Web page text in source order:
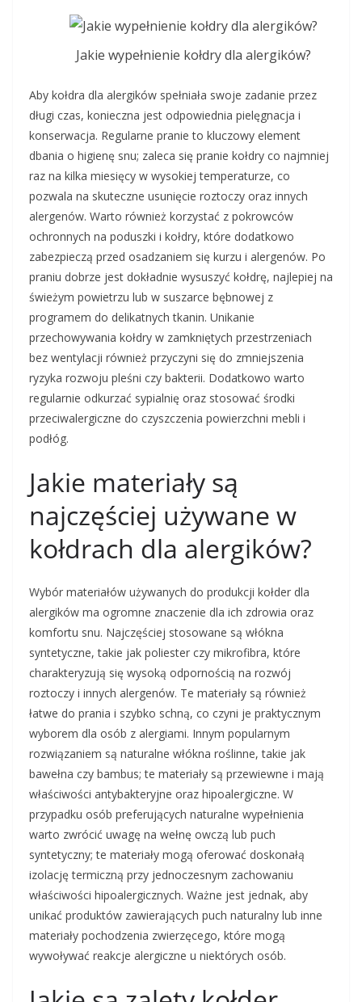
Jakie wypełnienie kołdry dla alergików?
Aby kołdra dla alergików spełniała swoje zadanie przez
długi czas, konieczna jest odpowiednia pielęgnacja i
konserwacja. Regularne pranie to kluczowy element
dbania o higienę snu; zaleca się pranie kołdry co najmniej
raz na kilka miesięcy w wysokiej temperaturze, co
pozwala na skuteczne usunięcie roztoczy oraz innych
alergenów. Warto również korzystać z pokrowców
ochronnych na poduszki i kołdry, które dodatkowo
zabezpieczą przed osadzaniem się kurzu i alergenów. Po
praniu dobrze jest dokładnie wysuszyć kołdrę, najlepiej na
świeżym powietrzu lub w suszarce bębnowej z
programem do delikatnych tkanin. Unikanie
przechowywania kołdry w zamkniętych przestrzeniach
bez wentylacji również przyczyni się do zmniejszenia
ryzyka rozwoju pleśni czy bakterii. Dodatkowo warto
regularnie odkurzać sypialnię oraz stosować środki
przeciwalergiczne do czyszczenia powierzchni mebli i
podłóg.
Jakie materiały są
najczęściej używane w
kołdrach dla alergików?
Wybór materiałów używanych do produkcji kołder dla
alergików ma ogromne znaczenie dla ich zdrowia oraz
komfortu snu. Najczęściej stosowane są włókna
syntetyczne, takie jak poliester czy mikrofibra, które
charakteryzują się wysoką odpornością na rozwój
roztoczy i innych alergenów. Te materiały są również
łatwe do prania i szybko schną, co czyni je praktycznym
wyborem dla osób z alergiami. Innym popularnym
rozwiązaniem są naturalne włókna roślinne, takie jak
bawełna czy bambus; te materiały są przewiewne i mają
właściwości antybakteryjne oraz hipoalergiczne. W
przypadku osób preferujących naturalne wypełnienia
warto zwrócić uwagę na wełnę owczą lub puch
syntetyczny; te materiały mogą oferować doskonałą
izolację termiczną przy jednoczesnym zachowaniu
właściwości hipoalergicznych. Ważne jest jednak, aby
unikać produktów zawierających puch naturalny lub inne
materiały pochodzenia zwierzęcego, które mogą
wywoływać reakcje alergiczne u niektórych osób.